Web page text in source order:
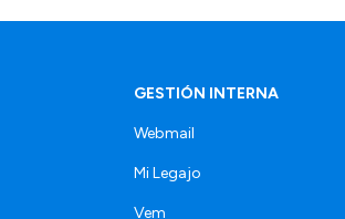
GESTIÓN INTERNA
Webmail
Mi Legajo
Vem